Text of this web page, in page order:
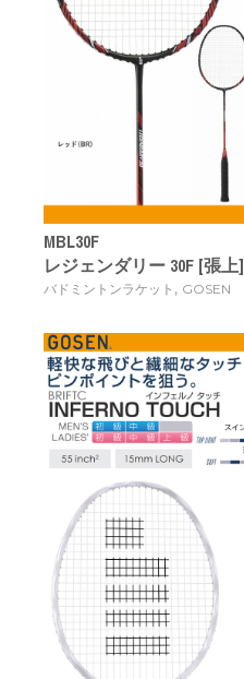
MBL30F
レジェンダリー 30F [張上]
バドミントンラケット , GOSEN